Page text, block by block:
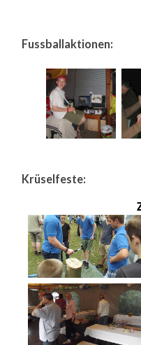
Fussballaktionen:
Krüselfeste: